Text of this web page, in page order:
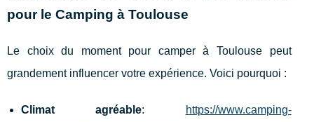
pour le Camping à Toulouse
Le choix du moment pour camper à Toulouse peut
grandement influencer votre expérience. Voici pourquoi :
Climat agréable:
https://www.camping-